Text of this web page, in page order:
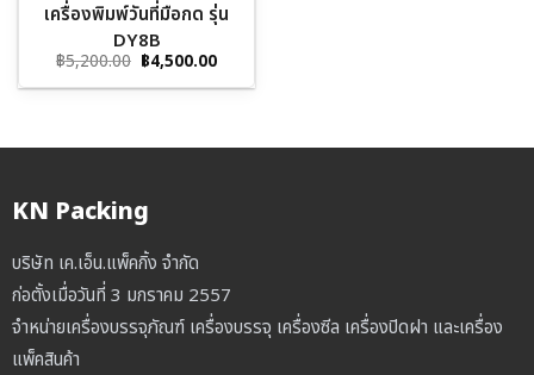
เครื่องพิมพ์วันที่มือกด รุ่น
DY8B
฿5,200.00 Original
price
was:
฿4,500.00Current
is:
KN Packing
บริษัท เค.เอ็น.แพ็คกิ้ง จำกัด
ก่อตั้งเมื่อวันที่ 3 มกราคม 2557
จำหน่ายเครื่องบรรจุภัณฑ์ เครื่องบรรจุ เครื่องซีล เครื่องปิดฝา และเครื่อง
แพ็คสินค้า